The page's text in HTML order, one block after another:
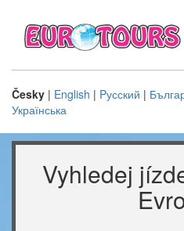
Česky | English | Pусский |
Українська
Vyhledej